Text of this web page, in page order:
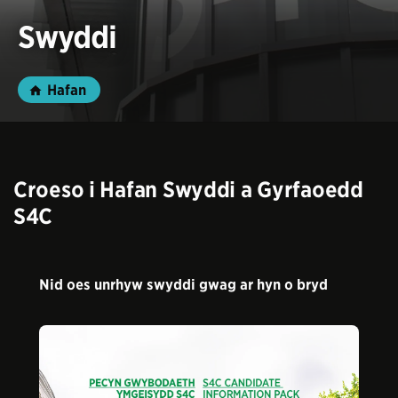
Swyddi
Hafan
Croeso i Hafan Swyddi a Gyrfaoedd
S4C
Nid oes unrhyw swyddi gwag ar hyn o bryd